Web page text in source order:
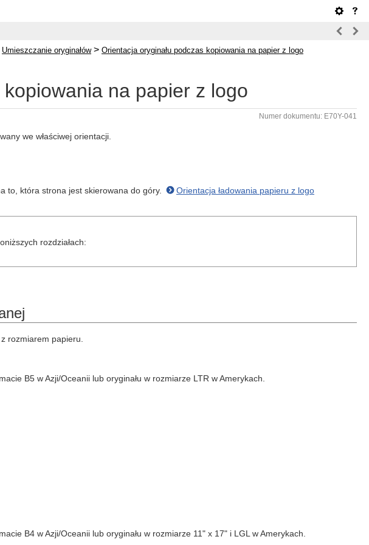
Umieszczanie oryginałów> Orientacja oryginału podczas kopiowania na papier z logo
na papier z logo
Numer dokumentu: E70Y-041
we właściwej orientacji.
to, która strona jest skierowana do góry. Orientacja ładowania papieru z logo
rozdziałach:
rozmiarem papieru.
B5 w Azji/Oceanii lub oryginału w rozmiarze LTR w Amerykach.
B4 w Azji/Oceanii lub oryginału w rozmiarze 11" x 17" i LGL w Amerykach.